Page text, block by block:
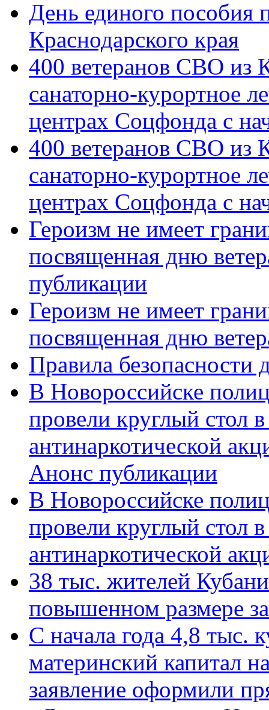
День единого пособия
Краснодарского края
400 ветеранов СВО из
санаторно-курортное
центрах Соцфонда с
400 ветеранов СВО из
санаторно-курортное
центрах Соцфонда с
Героизм не имеет
посвященная дню
публикации
Героизм не имеет
посвященная дню
Правила безопасности
В Новороссийске
провели круглый стол
антинаркотической
Анонс публикации
В Новороссийске
провели круглый стол
антинаркотической
38 тыс. жителей
повышенном размере
С начала года 4,8 тыс.
материнский капитал
заявление оформили